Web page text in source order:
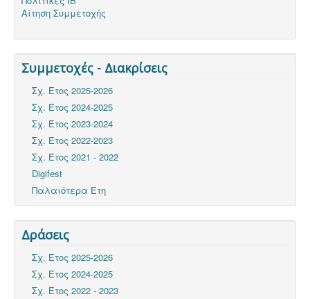
Αίτηση Συμμετοχής
Συμμετοχές - Διακρίσεις
Σχ. Έτος 2025-2026
Σχ. Έτος 2024-2025
Σχ. Έτος 2023-2024
Σχ. Έτος 2022-2023
Σχ. Έτος 2021 - 2022
Digifest
Παλαιότερα Έτη
Δράσεις
Σχ. Έτος 2025-2026
Σχ. Έτος 2024-2025
Σχ. Έτος 2022 - 2023